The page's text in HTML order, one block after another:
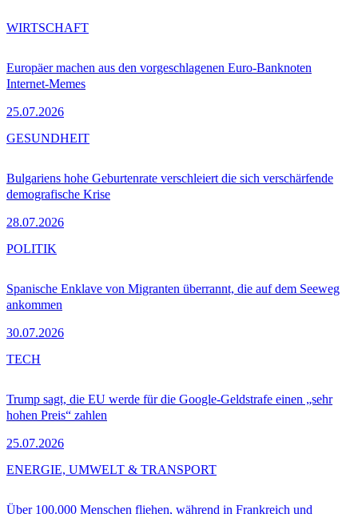
Europäer machen aus den vorgeschlagenen Euro-Banknoten
Internet-Memes
25.07.2026
WIRTSCHAFT
Bulgariens hohe Geburtenrate verschleiert die sich verschärfende
demografische Krise
28.07.2026
GESUNDHEIT
Spanische Enklave von Migranten überrannt, die auf dem Seeweg
ankommen
30.07.2026
POLITIK
Trump sagt, die EU werde für die Google-Geldstrafe einen „sehr
hohen Preis“ zahlen
25.07.2026
TECH
Über 100.000 Menschen fliehen, während in Frankreich und
ENERGIE, UMWELT & TRANSPORT